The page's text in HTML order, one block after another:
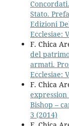
Stato.
Edizioni
Ecclesiae:
F. Chica
del
armati.
Ecclesiae:
F. Chica
Bishop –
3 (2014)